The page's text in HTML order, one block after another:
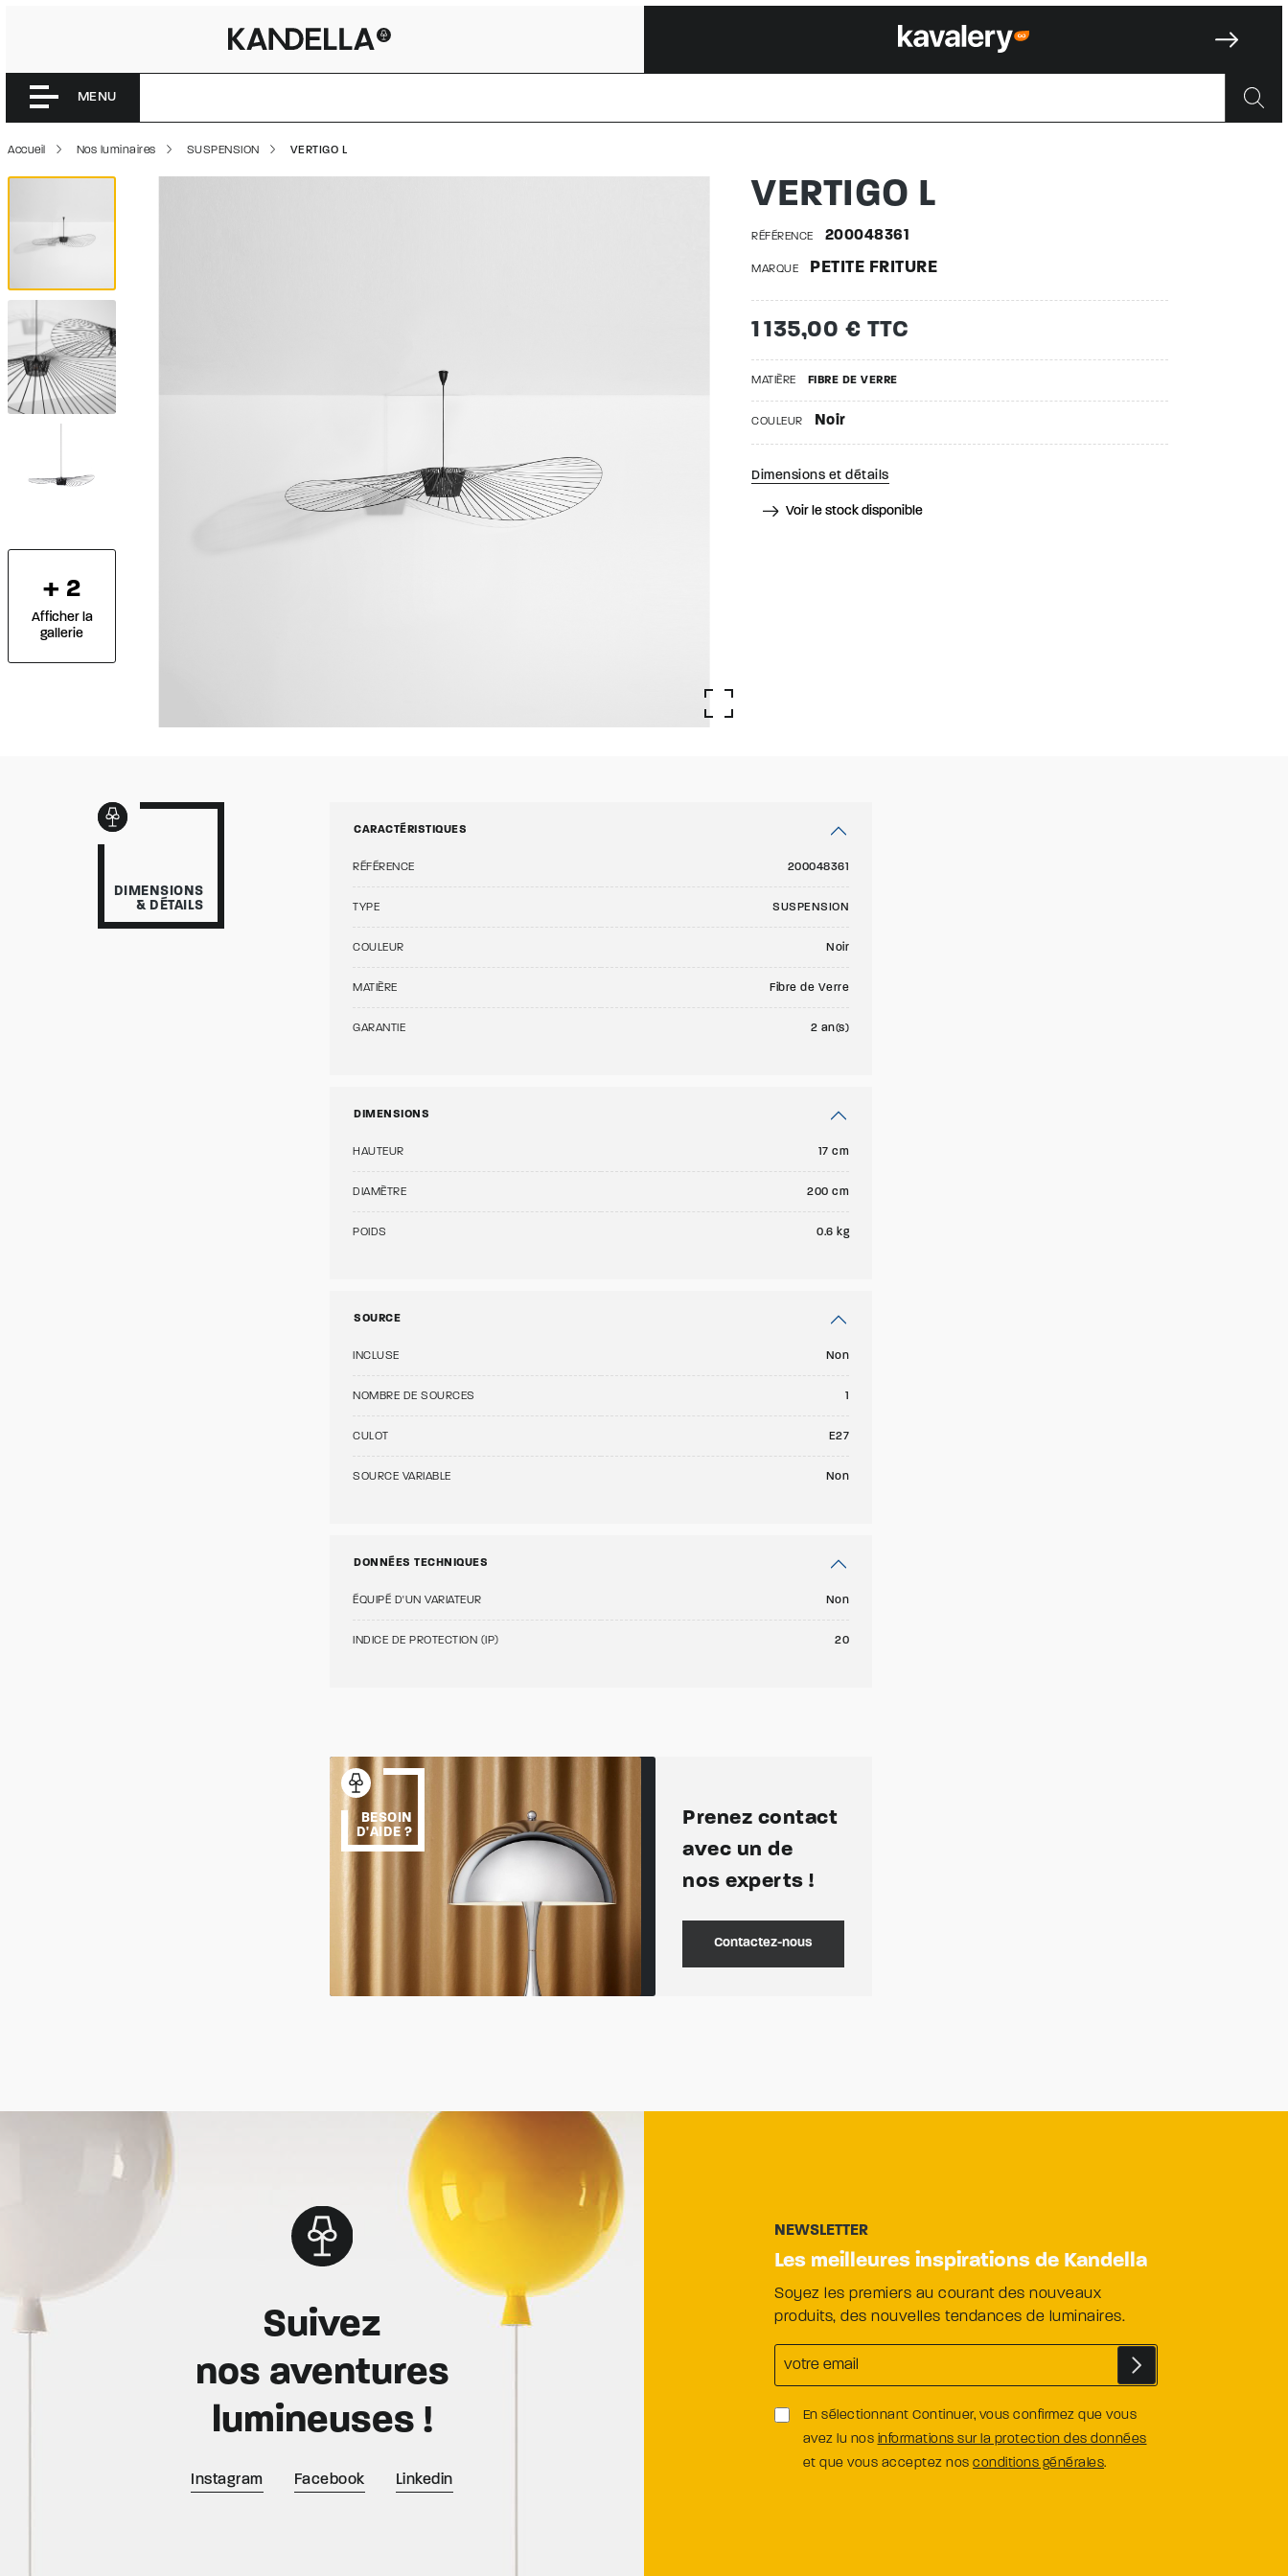
VERTIGO L | 200048361
MENU
Accueil Nos luminaires SUSPENSION VERTIGO L
+ 2
Afficher la
gallerie
VERTIGO L
RÉFÉRENCE 200048361
MARQUE PETITE FRITURE
1 135,00 € TTC
MATIÈRE FIBRE DE VERRE
COULEUR Noir
Dimensions et détails
Voir le stock disponible
DIMENSIONS
& DÉTAILS
CARACTÉRISTIQUES
RÉFÉRENCE 200048361
TYPE SUSPENSION
COULEUR Noir
MATIÈRE Fibre de Verre
GARANTIE 2 an(s)
DIMENSIONS
HAUTEUR 17 cm
DIAMÈTRE 200 cm
POIDS 0.6 kg
SOURCE
INCLUSE Non
NOMBRE DE SOURCES 1
CULOT E27
SOURCE VARIABLE Non
DONNÉES TECHNIQUES
ÉQUIPÉ D'UN VARIATEUR Non
INDICE DE PROTECTION (IP) 20
BESOIN
D'AIDE ?
Prenez contact
avec un de
nos experts !
Contactez-nous
Suivez
nos aventures
lumineuses !
Instagram Facebook Linkedin
NEWSLETTER
Les meilleures inspirations de Kandella
Soyez les premiers au courant des nouveaux
produits, des nouvelles tendances de luminaires.
En sélectionnant Continuer, vous confirmez que vous
avez lu nos informations sur la protection des données
et que vous acceptez nos conditions générales.